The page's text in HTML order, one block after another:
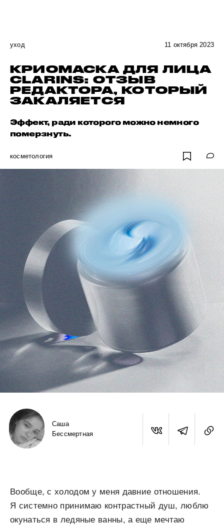
уход 11 октября 2023
КРИОМАСКА ДЛЯ ЛИЦА
CLARINS: ОТЗЫВ
РЕДАКТОРА, КОТОРЫЙ
ЗАКАЛЯЕТСЯ
Эффект, ради которого можно немного
померзнуть.
косметология
Саша
Бессмертная
Вообще, с холодом у меня давние отношения.
Я системно принимаю контрастный душ, люблю
окунаться в ледяные ванны, а еще мечтаю